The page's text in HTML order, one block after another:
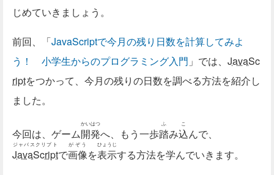
じめていきましょう。
前回、「JavaScriptで今月の残り日数を計算してみよ
う！ 小学生からのプログラミング入門 」では、 JavaSc
riptをつかって、今月の残りの日数を調べる方法を紹介し
ました。
今回は、ゲーム開発
かいはつ
へ、もう一歩踏
ふ
み込
こ
んで、
JavaScript
ジャバスクリプト
で画像
がぞう
を表示
ひょうじ
する方法を学んでいきます。